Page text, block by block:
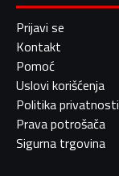
Prijavi se
Kontakt
Pomoć
Uslovi korišćenja
Politika privatnosti
Prava potrošača
Sigurna trgovina